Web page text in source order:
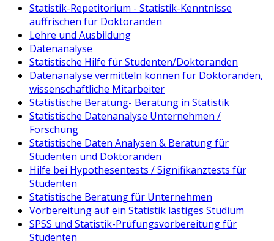
Statistik-Repetitorium - Statistik-Kenntnisse
auffrischen für Doktoranden
Lehre und Ausbildung
Datenanalyse
Statistische Hilfe für Studenten/Doktoranden
Datenanalyse vermitteln können für Doktoranden,
wissenschaftliche Mitarbeiter
Statistische Beratung- Beratung in Statistik
Statistische Datenanalyse Unternehmen /
Forschung
Statistische Daten Analysen & Beratung für
Studenten und Doktoranden
Hilfe bei Hypothesentests / Signifikanztests für
Studenten
Statistische Beratung für Unternehmen
Vorbereitung auf ein Statistik lästiges Studium
SPSS und Statistik-Prüfungsvorbereitung für
Studenten